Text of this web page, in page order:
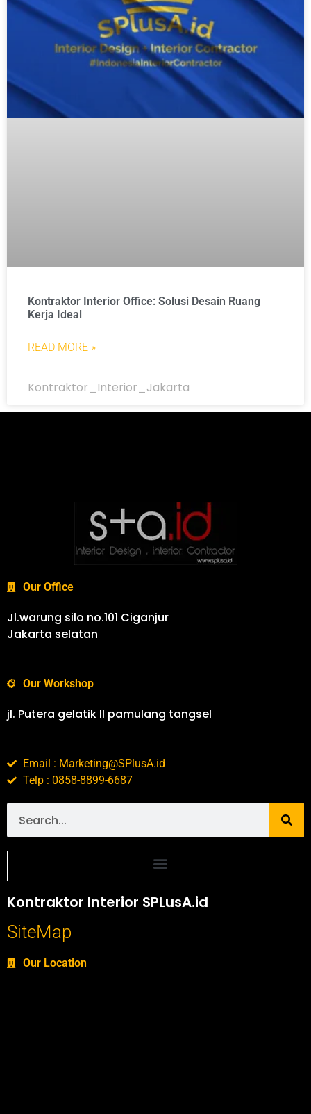
Kontraktor Interior Office: Solusi Desain Ruang
Kerja Ideal
READ MORE »
Kontraktor_Interior_Jakarta
Our Office
Jl.warung silo no.101 Ciganjur
Jakarta selatan
Our Workshop
jl. Putera gelatik II pamulang tangsel
Email : Marketing@SPlusA.id
Telp : 0858-8899-6687
Kontraktor Interior SPLusA.id
SiteMap
Our Location